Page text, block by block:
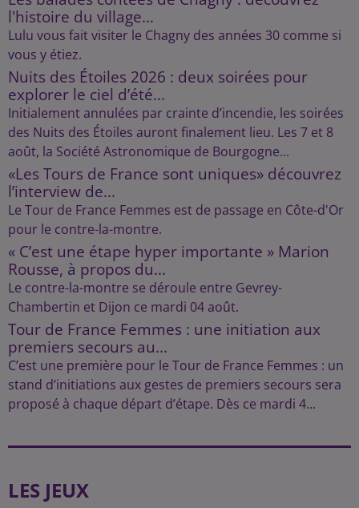
l'histoire du village...
Lulu vous fait visiter le Chagny des années 30 comme si
vous y étiez.
Nuits des Étoiles 2026 : deux soirées pour
explorer le ciel d’été...
Initialement annulées par crainte d’incendie, les soirées
des Nuits des Étoiles auront finalement lieu. Les 7 et 8
août, la Société Astronomique de Bourgogne...
«Les Tours de France sont uniques» découvrez
l’interview de...
Le Tour de France Femmes est de passage en Côte-d'Or
pour le contre-la-montre.
« C’est une étape hyper importante » Marion
Rousse, à propos du...
Le contre-la-montre se déroule entre Gevrey-
Chambertin et Dijon ce mardi 04 août.
Tour de France Femmes : une initiation aux
premiers secours au...
C’est une première pour le Tour de France Femmes : un
stand d’initiations aux gestes de premiers secours sera
proposé à chaque départ d’étape. Dès ce mardi 4...
LES JEUX